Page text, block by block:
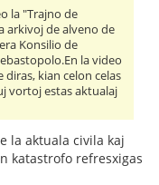
la "Trajno de
arkivoj de alveno de
Konsilio de
la video
kian celon celas
vortoj estas aktualaj
la aktuala civila kaj
katastrofo refresxigas